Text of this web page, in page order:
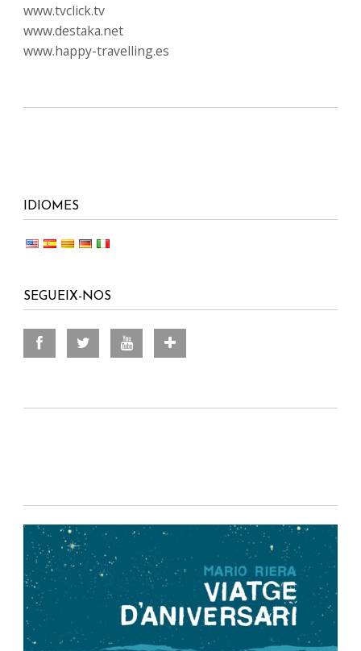
www.tvclick.tv
www.destaka.net
www.happy-travelling.es
IDIOMES
SEGUEIX-NOS